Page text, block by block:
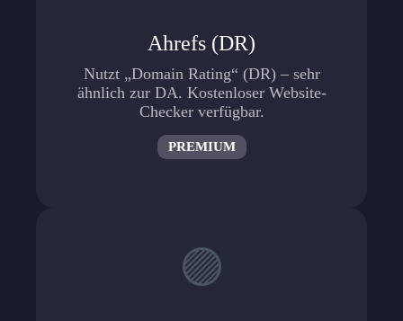
Ahrefs (DR)
Nutzt „Domain Rating“ (DR) – sehr
ähnlich zur DA. Kostenloser Website-
Checker verfügbar.
PREMIUM
🟣